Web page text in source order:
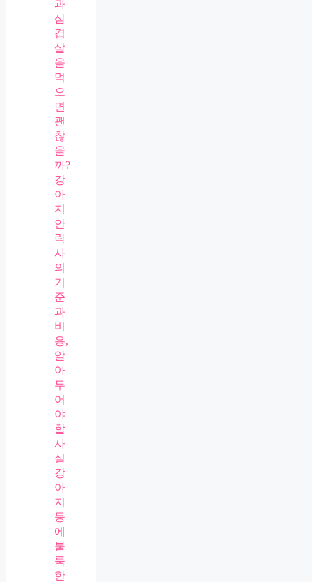
과
삼
겹
살
을
먹
으
면
괜
찮
을
까?
강
아
지
안
락
사
의
기
준
과
비
용,
알
아
두
어
야
할
사
실
강
아
지
등
에
불
룩
한